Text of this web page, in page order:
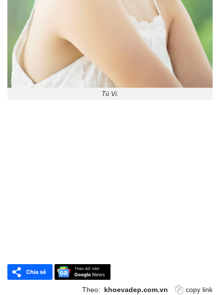
Tú Vi.
Theo: khoevadep.com.vn copy link